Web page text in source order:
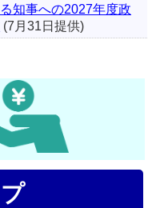
知事への2027年度政
(7月31日提供)